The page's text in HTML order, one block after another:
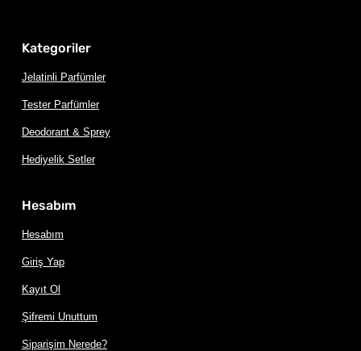
Kategoriler
Jelatinli Parfümler
Tester Parfümler
Deodorant & Sprey
Hediyelik Setler
Hesabım
Hesabım
Giriş Yap
Kayıt Ol
Şifremi Unuttum
Siparişim Nerede?